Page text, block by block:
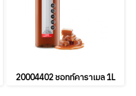
20004402 ชอทท์คาราเมล 1L